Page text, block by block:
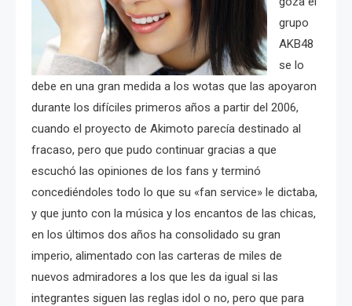
grupo
AKB48
se lo
debe en una gran medida a los wotas que las apoyaron
durante los difíciles primeros años a partir del 2006,
cuando el proyecto de Akimoto parecía destinado al
fracaso, pero que pudo continuar gracias a que
escuchó las opiniones de los fans y terminó
concediéndoles todo lo que su «fan service» le dictaba,
y que junto con la música y los encantos de las chicas,
en los últimos dos años ha consolidado su gran
imperio, alimentado con las carteras de miles de
nuevos admiradores a los que les da igual si las
integrantes siguen las reglas idol o no, pero que para